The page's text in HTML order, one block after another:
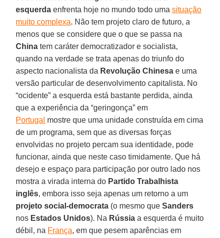
esquerda enfrenta hoje no mundo todo umasituação
muito complexa. Não tem projeto claro de futuro, a
menos que se considere que o que se passa na
China tem caráter democratizador e socialista,
quando na verdade se trata apenas do triunfo do
aspecto nacionalista da Revolução Chinesa e uma
versão particular de desenvolvimento capitalista. No
“ocidente” a esquerda está bastante perdida, ainda
que a experiência da “geringonça” em
Portugal mostre que uma unidade construída em cima
de um programa, sem que as diversas forças
envolvidas no projeto percam sua identidade, pode
funcionar, ainda que neste caso timidamente. Que há
desejo e espaço para participação por outro lado nos
mostra a virada interna do Partido Trabalhista
inglês, embora isso seja apenas um retorno a um
projeto social-democrata (o mesmo queSanders
nos Estados Unidos). Na Rússia a esquerda é muito
débil, na França, em que pesem aparências em